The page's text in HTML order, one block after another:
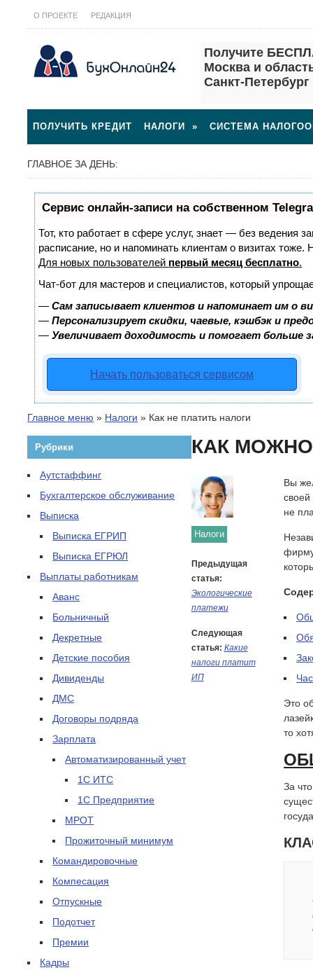
О ПРОЕКТЕ РЕДАКЦИЯ
Получите
Москва и
Санкт-
ПОЛУЧИТЬ КРЕДИТ НАЛОГИ » СИСТЕМА
ГЛАВНОЕ ЗА ДЕНЬ:
Сервис онлайн-записи на собственном
Тот, кто работает в сфере услуг, знает — без ведения
расписание, но и напоминать клиентам о визитах
Для новых пользователей первый месяц бесплатно.
Чат-бот для мастеров и специалистов, который
—Сам записывает клиентов и напоминает им о
—Персонализирует скидки, чаевые, кэшбэк и
—Увеличивает доходимость и помогает больше
Начать пользоваться сервисом
Главное меню » Налоги » Как не платить налоги
Рубрики
Аутстаффинг
Бухгалтерское обслуживание
Выписка
Выписка ЕГРИП
Выписка ЕГРЮЛ
Выплаты работникам
Аванс
Больничный
Декретные
Детские пособия
Дивиденды
ДМС
Договоры подряда
Зарплата
Автоматизированный учет
1С ИТС
1С Предприятие
МРОТ
Прожиточный минимум
Командировочные
Компесация
Отпускные
Подотчет
Премии
Кадры
КАК
Налоги
Предыдущая
статья:
Экологические
платежи
Следующая
статья: Какие
налоги платит
ИП
Вы
не
Это
то
За